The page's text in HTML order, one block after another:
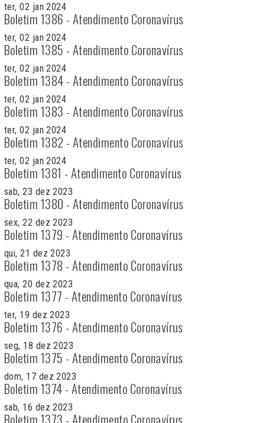
ter, 02 jan 2024
Boletim 1386 - Atendimento Coronavírus
ter, 02 jan 2024
Boletim 1385 - Atendimento Coronavírus
ter, 02 jan 2024
Boletim 1384 - Atendimento Coronavírus
ter, 02 jan 2024
Boletim 1383 - Atendimento Coronavírus
ter, 02 jan 2024
Boletim 1382 - Atendimento Coronavírus
ter, 02 jan 2024
Boletim 1381 - Atendimento Coronavírus
sab, 23 dez 2023
Boletim 1380 - Atendimento Coronavírus
sex, 22 dez 2023
Boletim 1379 - Atendimento Coronavírus
qui, 21 dez 2023
Boletim 1378 - Atendimento Coronavírus
qua, 20 dez 2023
Boletim 1377 - Atendimento Coronavírus
ter, 19 dez 2023
Boletim 1376 - Atendimento Coronavírus
seg, 18 dez 2023
Boletim 1375 - Atendimento Coronavírus
dom, 17 dez 2023
Boletim 1374 - Atendimento Coronavírus
sab, 16 dez 2023
Boletim 1373 - Atendimento Coronavírus